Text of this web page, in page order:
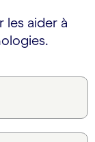
les aider à